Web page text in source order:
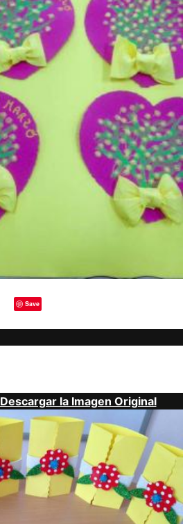
Save
Descargar la Imagen Original